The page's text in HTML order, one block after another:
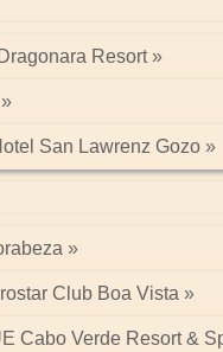
Resort
San Lawrenz Gozo
Club Boa Vista
Cabo Verde Resort &